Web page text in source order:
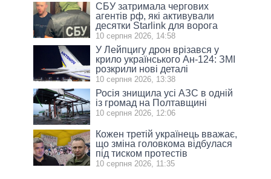
СБУ затримала чергових
агентів рф, які активували
десятки Starlink для ворога
10 серпня 2026, 14:58
У Лейпцигу дрон врізався у
крило українського Ан-124: ЗМІ
розкрили нові деталі
10 серпня 2026, 13:38
Росія знищила усі АЗС в одній
із громад на Полтавщині
10 серпня 2026, 12:06
Кожен третій українець вважає,
що зміна головкома відбулася
під тиском протестів
10 серпня 2026, 11:35